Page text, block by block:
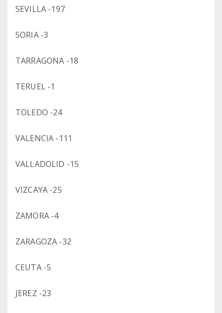
SEVILLA -197
SORIA -3
TARRAGONA -18
TERUEL -1
TOLEDO -24
VALENCIA -111
VALLADOLID -15
VIZCAYA -25
ZAMORA -4
ZARAGOZA -32
CEUTA -5
JEREZ -23